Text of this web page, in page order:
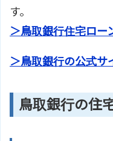
す。
＞鳥取銀行住宅ロー
＞鳥取銀行の公式サ
鳥取銀行の住